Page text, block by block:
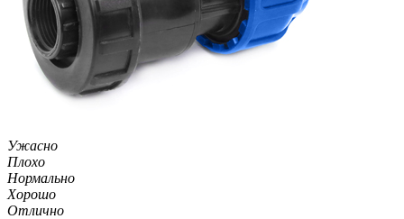
Ужасно
Плохо
Нормально
Хорошо
Отлично